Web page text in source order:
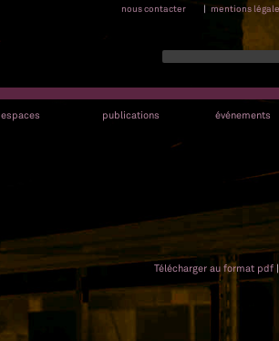
nous contacter | mentions
espaces publications événements
Télécharger au format pdf